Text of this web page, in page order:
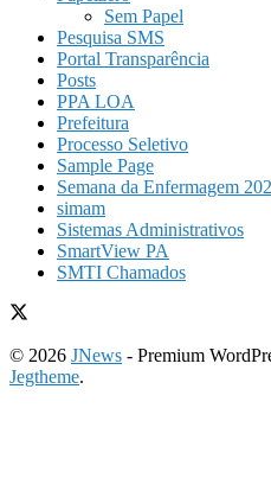
Sem Papel
Pesquisa SMS
Portal Transparência
Posts
PPA LOA
Prefeitura
Processo Seletivo
Sample Page
Semana da Enfermagem
simam
Sistemas Administrativos
SmartView PA
SMTI Chamados
© 2026 JNews - Premium
Jegtheme.